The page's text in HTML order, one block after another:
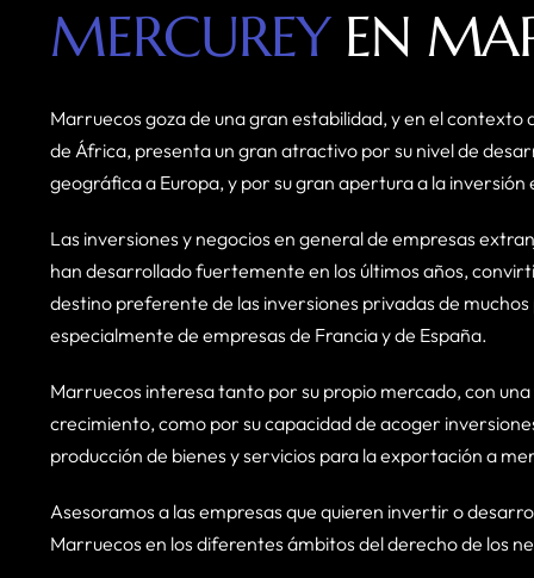
MERCUREYEN
Marruecos goza de una gran estabilidad, y en el contexto
de África, presenta un gran atractivo por su nivel de
geográfica a Europa, y por su gran apertura a la
Las inversiones y negocios en general de empresas
han desarrollado fuertemente en los últimos años,
destino preferente de las inversiones privadas de muchos
especialmente de empresas de Francia y de España.
Marruecos interesa tanto por su propio mercado, con
crecimiento, como por su capacidad de acoger
producción de bienes y servicios para la exportación a
Asesoramos a las empresas que quieren invertir o
Marruecos en los diferentes ámbitos del derecho de los